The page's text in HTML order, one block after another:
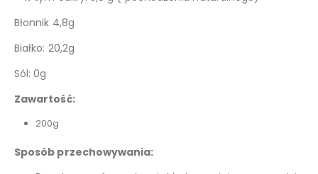
Błonnik 4,8g
Białko: 20,2g
Sól: 0g
Zawartość:
200g
Sposób przechowywania: